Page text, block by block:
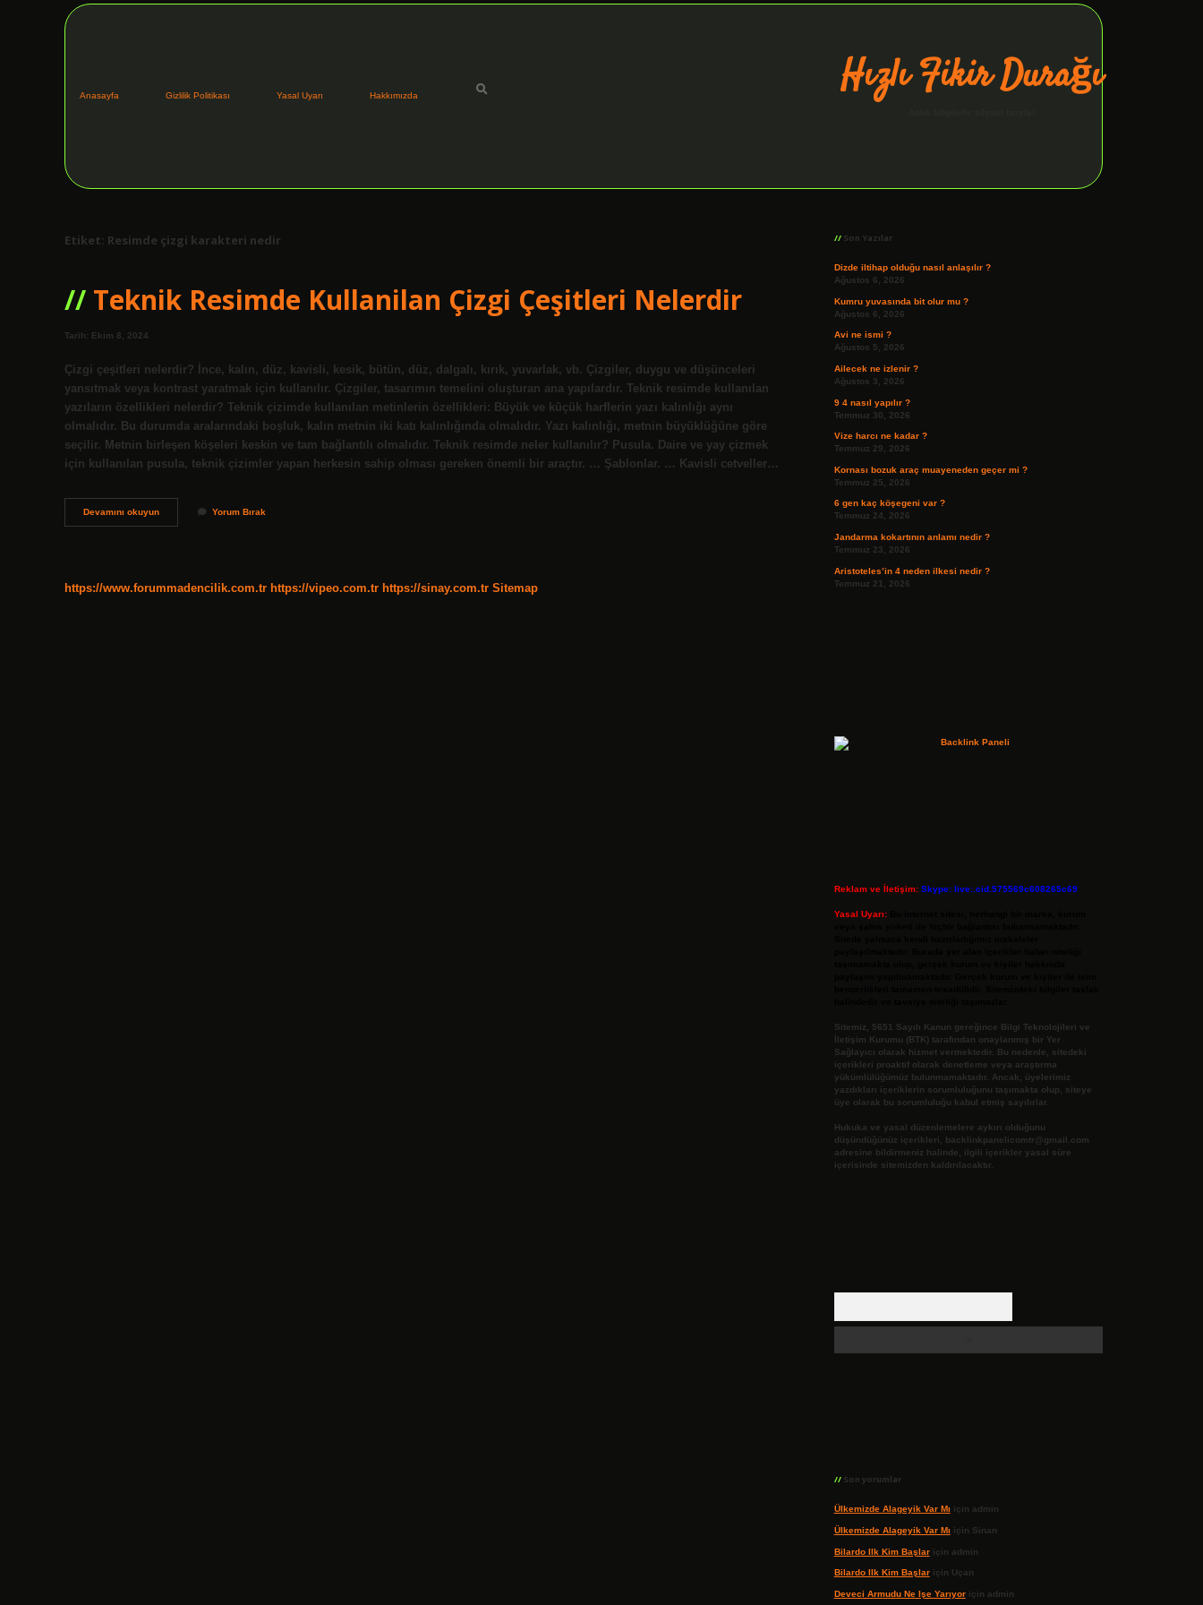
Anasayfa Gizlilik Politikası Yasal Uyarı Hakkımızda Hızlı Fikir Durağı
Etiket: Resimde çizgi karakteri nedir
Teknik Resimde Kullanilan Çizgi Çeşitleri Nelerdir
Tarih: Ekim 8, 2024
Çizgi çeşitleri nelerdir? İnce, kalın, düz, kavisli, kesik, bütün, düz, dalgalı, kırık, yuvarlak, vb. Çizgiler, duygu ve düşünceleri
yansıtmak veya kontrast yaratmak için kullanılır. Çizgiler, tasarımın temelini oluşturan ana yapılardır. Teknik resimde kullanılan
yazıların özellikleri nelerdir? Teknik çizimde kullanılan metinlerin özellikleri: Büyük ve küçük harflerin yazı kalınlığı aynı
olmalıdır. Bu durumda aralarındaki boşluk, kalın metnin iki katı kalınlığında olmalıdır. Yazı kalınlığı, metnin büyüklüğüne göre
seçilir. Metnin birleşen köşeleri keskin ve tam bağlantılı olmalıdır. Teknik resimde neler kullanılır? Pusula. Daire ve yay çizmek
için kullanılan pusula, teknik çizimler yapan herkesin sahip olması gereken önemli bir araçtır. … Şablonlar. … Kavisli cetveller…
Devamını okuyunTeknik
Resimde
Yorum Bırak
https://www.forummadencilik.com.tr https://vipeo.com.tr https://sinay.com.tr Sitemap
Son Yazılar
Dizde iltihap olduğu nasıl anlaşılır ?
Ağustos 6, 2026
Kumru yuvasında bit olur mu ?
Ağustos 6, 2026
Avi ne ismi ?
Ağustos 5, 2026
Ailecek ne izlenir ?
Ağustos 3, 2026
9 4 nasıl yapılır ?
Temmuz 30, 2026
Vize harcı ne kadar ?
Temmuz 29, 2026
Kornası bozuk araç muayeneden geçer mi ?
Temmuz 25, 2026
6 gen kaç köşegeni var ?
Temmuz 24, 2026
Jandarma kokartının anlamı nedir ?
Temmuz 23, 2026
Aristoteles’in 4 neden ilkesi nedir ?
Temmuz 21, 2026
Reklam ve İletişim: Skype: live:.cid.575569c608265c69
Yasal Uyarı:
Sitemiz, 5651 Sayılı Kanun gereğince Bilgi Teknolojileri ve
İletişim Kurumu (BTK) tarafından onaylanmış bir Yer
Sağlayıcı olarak hizmet vermektedir. Bu nedenle, sitedeki
içerikleri proaktif olarak denetleme veya araştırma
yükümlülüğümüz bulunmamaktadır. Ancak, üyelerimiz
yazdıkları içeriklerin sorumluluğunu taşımakta olup, siteye
üye olarak bu sorumluluğu kabul etmiş sayılırlar.
Hukuka ve yasal düzenlemelere aykırı olduğunu
düşündüğünüz içerikleri,
backlinkpanelicomtr@gmail.com
adresine bildirmeniz halinde, ilgili içerikler yasal süre
içerisinde sitemizden kaldırılacaktır.
Son yorumlar
Ülkemizde Alageyik Var Mı için admin
Ülkemizde Alageyik Var Mı için Sinan
Bilardo Ilk Kim Başlariçin admin
Bilardo Ilk Kim Başlariçin Uçan
Deveci Armudu Ne Işe Yarıyoriçin admin